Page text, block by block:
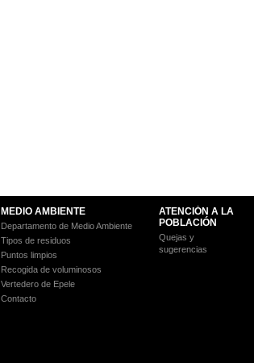
MEDIO AMBIENTE
Departamento de Medio Ambiente
Tipos de residuos
Puntos limpios
Recogida de voluminosos
Vertedero de Epele
Contacto
ATENCIÓN A LA
POBLACIÓN
Quejas y
sugerencias